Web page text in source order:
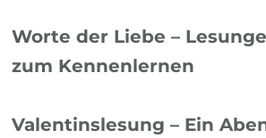
Worte der Liebe –
zum Kennenlernen
Valentinslesung – Ein